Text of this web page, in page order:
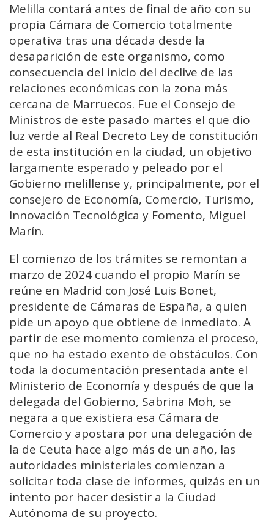
Melilla contará antes de final de año con su
propia Cámara de Comercio totalmente
operativa tras una década desde la
desaparición de este organismo, como
consecuencia del inicio del declive de las
relaciones económicas con la zona más
cercana de Marruecos. Fue el Consejo de
Ministros de este pasado martes el que dio
luz verde al Real Decreto Ley de constitución
de esta institución en la ciudad, un objetivo
largamente esperado y peleado por el
Gobierno melillense y, principalmente, por el
consejero de Economía, Comercio, Turismo,
Innovación Tecnológica y Fomento, Miguel
Marín.
El comienzo de los trámites se remontan a
marzo de 2024 cuando el propio Marín se
reúne en Madrid con José Luis Bonet,
presidente de Cámaras de España, a quien
pide un apoyo que obtiene de inmediato. A
partir de ese momento comienza el proceso,
que no ha estado exento de obstáculos. Con
toda la documentación presentada ante el
Ministerio de Economía y después de que la
delegada del Gobierno, Sabrina Moh, se
negara a que existiera esa Cámara de
Comercio y apostara por una delegación de
la de Ceuta hace algo más de un año, las
autoridades ministeriales comienzan a
solicitar toda clase de informes, quizás en un
intento por hacer desistir a la Ciudad
Autónoma de su proyecto.